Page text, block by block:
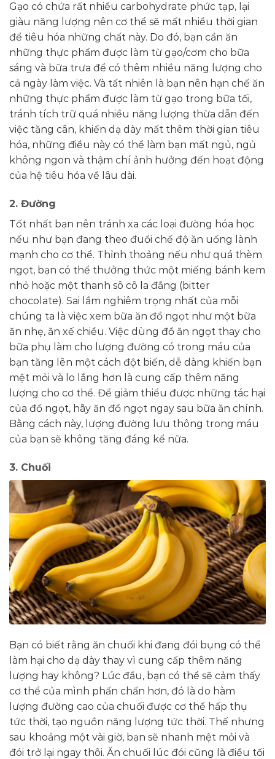
Gạo có chứa rất nhiều carbohydrate phức tạp, lại
giàu năng lượng nên cơ thể sẽ mất nhiều thời gian
để tiêu hóa những chất này. Do đó, bạn cần ăn
những thực phẩm được làm từ gạo/cơm cho bữa
sáng và bữa trưa để có thêm nhiều năng lượng cho
cả ngày làm việc. Và tất nhiên là bạn nên hạn chế ăn
những thực phẩm được làm từ gạo trong bữa tối,
tránh tích trữ quá nhiều năng lượng thừa dẫn đến
việc tăng cân, khiến dạ dày mất thêm thời gian tiêu
hóa, những điều này có thể làm bạn mất ngủ, ngủ
không ngon và thậm chí ảnh hưởng đến hoạt động
của hệ tiêu hóa về lâu dài.
2. Đường
Tốt nhất bạn nên tránh xa các loại đường hóa học
nếu như bạn đang theo đuổi chế độ ăn uống lành
mạnh cho cơ thể. Thỉnh thoảng nếu như quá thèm
ngọt, bạn có thể thưởng thức một miếng bánh kem
nhỏ hoặc một thanh sô cô la đắng (bitter
chocolate). Sai lầm nghiêm trọng nhất của mỗi
chúng ta là việc xem bữa ăn đồ ngọt như một bữa
ăn nhẹ, ăn xế chiều. Việc dùng đồ ăn ngọt thay cho
bữa phụ làm cho lượng đường có trong máu của
bạn tăng lên một cách đột biến, dễ dàng khiến bạn
mệt mỏi và lo lắng hơn là cung cấp thêm năng
lượng cho cơ thể. Để giảm thiểu được những tác hại
của đồ ngọt, hãy ăn đồ ngọt ngay sau bữa ăn chính.
Bằng cách này, lượng đường lưu thông trong máu
của bạn sẽ không tăng đáng kể nữa.
3. Chuối
Bạn có biết rằng ăn chuối khi đang đói bụng có thể
làm hại cho dạ dày thay vì cung cấp thêm năng
lượng hay không? Lúc đầu, bạn có thể sẽ cảm thấy
cơ thể của mình phấn chấn hơn, đó là do hàm
lượng đường cao của chuối được cơ thể hấp thụ
tức thời, tạo nguồn năng lượng tức thời. Thế nhưng
sau khoảng một vài giờ, bạn sẽ nhanh mệt mỏi và
đói trở lại ngay thôi. Ăn chuối lúc đói cũng là điều tối